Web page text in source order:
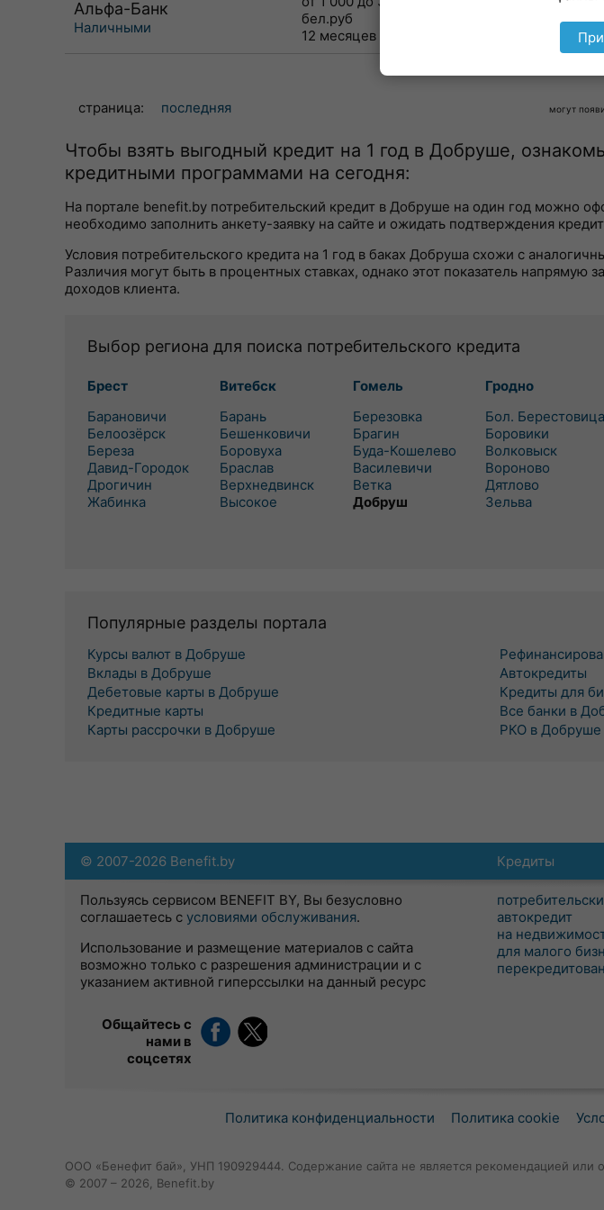
Альфа-Банк
Наличными
бел.руб
12 месяцев
138 бел.руб
страница: последняя могут
Чтобы взять выгодный кредит на 1 год в Добруше,
кредитными программами на сегодня:
На портале benefit.by потребительский кредит в Добруше на один год можно
необходимо заполнить анкету-заявку на сайте и ожидать подтверждения
Условия потребительского кредита на 1 год в баках Добруша схожи с
Различия могут быть в процентных ставках, однако этот показатель напрямую
доходов клиента.
Выбор региона для поиска потребительского кредита
Брест
Барановичи
Белоозёрск
Береза
Давид-Городок
Дрогичин
Жабинка
Витебск
Барань
Бешенковичи
Боровуха
Браслав
Верхнедвинск
Высокое
Гомель
Березовка
Брагин
Буда-Кошелево
Василевичи
Ветка
Добруш
Гродно
Бол. Берестовица
Боровики
Волковыск
Вороново
Дятлово
Зельва
Популярные разделы портала
Курсы валют в Добруше
Вклады в Добруше
Дебетовые карты в Добруше
Кредитные карты
Карты рассрочки в Добруше
Автокредиты
Кредиты для
Все банки в
РКО в Добруше
Кредиты
автокредит
на
для малого
© 2007-2026 Benefit.by
Пользуясь сервисом BENEFIT BY, Вы безусловно
соглашаетесь с условиями обслуживания.
Использование и размещение материалов с сайта
возможно только с разрешения администрации и с
указанием активной гиперссылки на данный ресурс
Общайтесь с
нами в
соцсетях
Политика конфиденциальности Политика cookie
ООО «Бенефит бай», УНП 190929444. Содержание сайта не является рекомендацией или
© 2007 – 2026, Benefit.by